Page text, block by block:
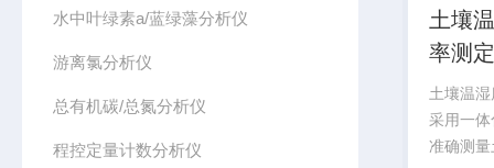
水中叶绿素a/蓝绿藻分析仪
游离氯分析仪
总有机碳/总氮分析仪
程控定量计数分析仪
土壤
率测
土壤温
采用一
准确测